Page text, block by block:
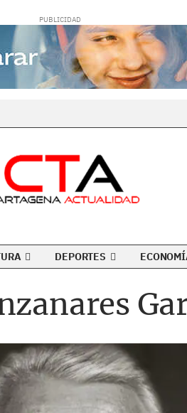
DEPORTES